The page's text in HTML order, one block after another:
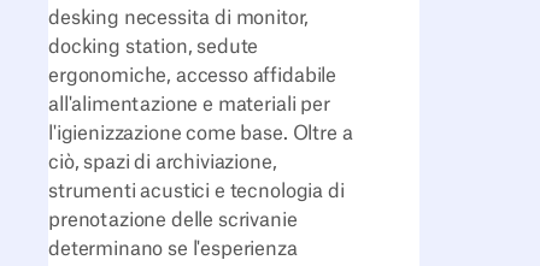
desking necessita di monitor,
docking station, sedute
ergonomiche, accesso affidabile
all'alimentazione e materiali per
l'igienizzazione come base. Oltre a
ciò, spazi di archiviazione,
strumenti acustici e tecnologia di
prenotazione delle scrivanie
determinano se l'esperienza